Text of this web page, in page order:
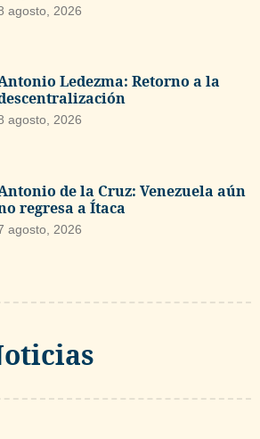
agosto, 2026
Ledezma: Retorno a la
agosto, 2026
de la Cruz: Venezuela aún
regresa a Ítaca
agosto, 2026